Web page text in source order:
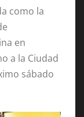
como la
en
a la Ciudad
sábado